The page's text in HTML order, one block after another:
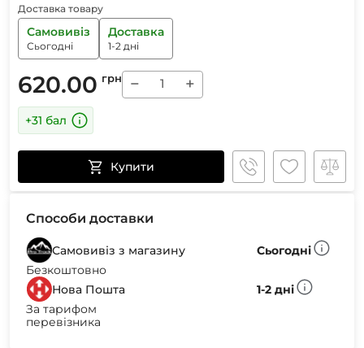
Доставка товару
Самовивіз
Сьогодні
Доставка
1-2 дні
620.00 грн − +
+31 бал
Купити
Способи доставки
Самовивіз з магазину
Сьогодні
Безкоштовно
Нова Пошта
1-2 дні
За тарифом
перевізника